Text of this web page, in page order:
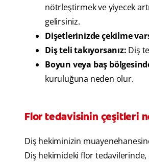
nötrleştirmek ve yiyecek
gelirsiniz.
Dişetlerinizde çekilme
Diş teli takıyorsanız: Diş
Boyun veya baş
kuruluğuna neden olur.
Flor tedavisinin çeşitleri
Diş hekiminizin
Diş hekimideki flor tedavilerinde,